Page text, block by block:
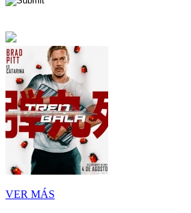
VER MÁS